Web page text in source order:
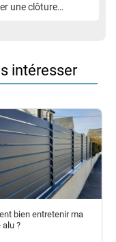
une clôture
intéresser
bien entretenir ma
alu ?